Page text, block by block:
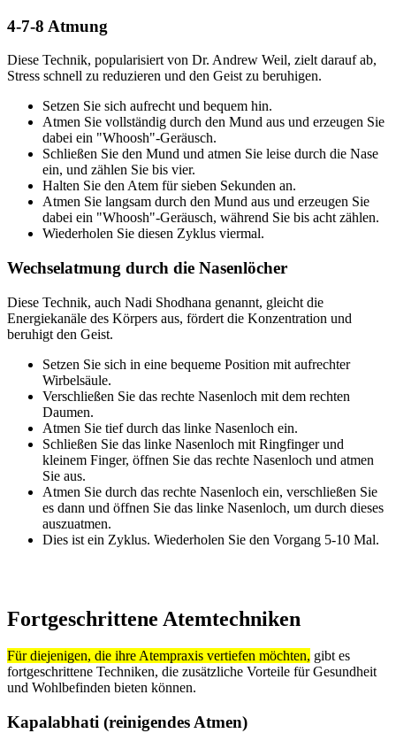
4-7-8 Atmung
Diese Technik, popularisiert von Dr. Andrew Weil, zielt darauf ab,
Stress schnell zu reduzieren und den Geist zu beruhigen.
Setzen Sie sich aufrecht und bequem hin.
Atmen Sie vollständig durch den Mund aus und erzeugen Sie
dabei ein "Whoosh"-Geräusch.
Schließen Sie den Mund und atmen Sie leise durch die Nase
ein, und zählen Sie bis vier.
Halten Sie den Atem für sieben Sekunden an.
Atmen Sie langsam durch den Mund aus und erzeugen Sie
dabei ein "Whoosh"-Geräusch, während Sie bis acht zählen.
Wiederholen Sie diesen Zyklus viermal.
Wechselatmung durch die Nasenlöcher
Diese Technik, auch Nadi Shodhana genannt, gleicht die
Energiekanäle des Körpers aus, fördert die Konzentration und
beruhigt den Geist.
Setzen Sie sich in eine bequeme Position mit aufrechter
Wirbelsäule.
Verschließen Sie das rechte Nasenloch mit dem rechten
Daumen.
Atmen Sie tief durch das linke Nasenloch ein.
Schließen Sie das linke Nasenloch mit Ringfinger und
kleinem Finger, öffnen Sie das rechte Nasenloch und atmen
Sie aus.
Atmen Sie durch das rechte Nasenloch ein, verschließen Sie
es dann und öffnen Sie das linke Nasenloch, um durch dieses
auszuatmen.
Dies ist ein Zyklus. Wiederholen Sie den Vorgang 5-10 Mal.
Fortgeschrittene Atemtechniken
Für diejenigen, die ihre Atempraxis vertiefen möchten, gibt es
fortgeschrittene Techniken, die zusätzliche Vorteile für Gesundheit
und Wohlbefinden bieten können.
Kapalabhati (reinigendes Atmen)